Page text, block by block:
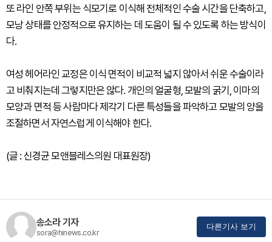
또 라인 안쪽 부위는 식모기로 이식해 전체적인 수술 시간을 단축하고,
모낭 상태를 안정적으로 유지하는 데 도움이 될 수 있도록 하는 방식이
다.
여성 헤어라인 교정은 이식 면적이 비교적 넓지 않아서 쉬운 수술이라
고 비춰지는데 그렇지만은 않다. 개인의 얼굴형, 모발의 굵기, 이마의
모양과 면적 등 사람마다 제각기 다른 특성들을 파악하고 모발의 양을
조절하면서 자연스럽게 이식해야 한다.
(글 : 신경균 모앤블레스의원 대표원장)
송소라 기자
sora@hinews.co.kr
다른기사 보기